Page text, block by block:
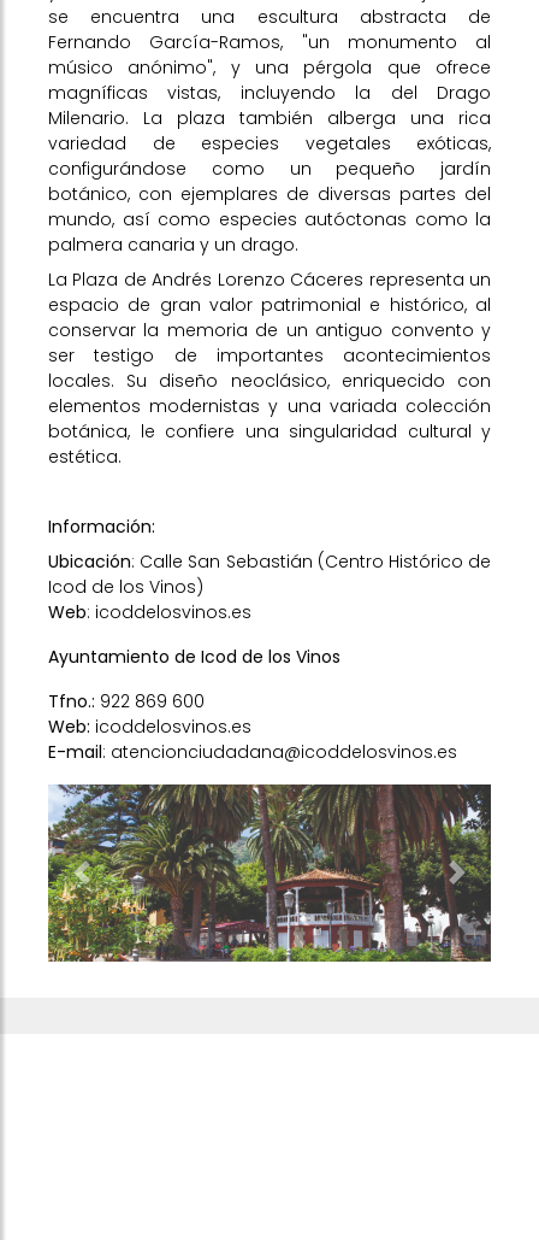
se encuentra una escultura abstracta de
Fernando García-Ramos, "un monumento al
músico anónimo", y una pérgola que ofrece
magníficas vistas, incluyendo la del Drago
Milenario. La plaza también alberga una rica
variedad de especies vegetales exóticas,
configurándose como un pequeño jardín
botánico, con ejemplares de diversas partes del
mundo, así como especies autóctonas como la
palmera canaria y un drago.
La Plaza de Andrés Lorenzo Cáceres representa un
espacio de gran valor patrimonial e histórico, al
conservar la memoria de un antiguo convento y
ser testigo de importantes acontecimientos
locales. Su diseño neoclásico, enriquecido con
elementos modernistas y una variada colección
botánica, le confiere una singularidad cultural y
estética.
Información:
Ubicación: Calle San Sebastián (Centro Histórico de
Icod de los Vinos)
Web: icoddelosvinos.es
Ayuntamiento de Icod de los Vinos
Tfno.: 922 869 600
Web: icoddelosvinos.es
E-mail: atencionciudadana@icoddelosvinos.es
Previous Next